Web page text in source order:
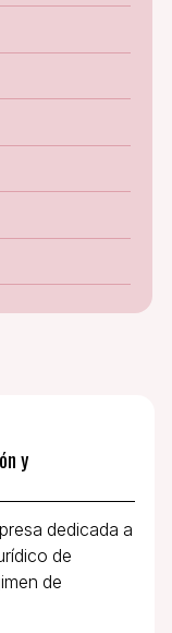
y
dedicada a
de
de